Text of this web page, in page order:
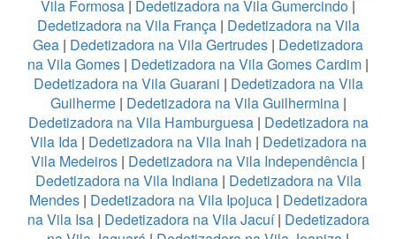
Vila Formosa | Dedetizadora na Vila Gumercindo |
Dedetizadora na Vila França| Dedetizadora na Vila
Gea | Dedetizadora na Vila Gertrudes | Dedetizadora
na Vila Gomes | Dedetizadora na Vila Gomes Cardim |
Dedetizadora na Vila Guarani | Dedetizadora na Vila
Guilherme| Dedetizadora na Vila Guilhermina|
Dedetizadora na Vila Hamburguesa| Dedetizadora na
Vila Ida| Dedetizadora na Vila Inah | Dedetizadora na
Vila Medeiros | Dedetizadora na Vila Independência |
Dedetizadora na Vila Indiana| Dedetizadora na Vila
Mendes| Dedetizadora na Vila Ipojuca| Dedetizadora
na Vila Isa| Dedetizadora na Vila Jacuí| Dedetizadora